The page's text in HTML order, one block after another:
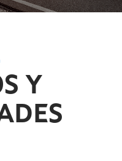
Y